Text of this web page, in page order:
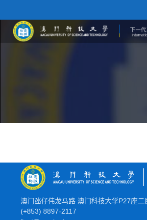
澳门氹仔伟龙马路 澳门科技大学P27座二
(+853) 8897-2117